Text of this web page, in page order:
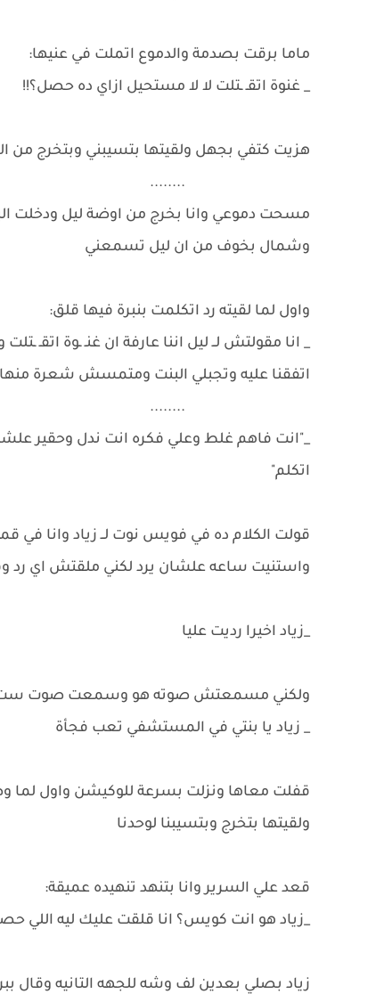
ماما برقت بصدمة والدموع اتملت في عنيها:
_ غنوة اتقـ ـتلت لا لا مستحيل ازاي ده حصل؟!!
هزيت كتفي بجهل ولقيتها بتسيبني وبتخرج من
........
مسحت دموعي وانا بخرج من اوضة ليل ودخلت
وشمال بخوف من ان ليل تسمعني
واول لما لقيته رد اتكلمت بنبرة فيها قلق:
_ انا مقولتش لــ ليل اننا عارفة ان غنـ ـوة اتقـ
اتفقنا عليه وتجبلي البنت ومتمسش شعرة
........
_"انت فاهم غلط وعلي فكره انت ندل وحقير
اتكلم"
قولت الكلام ده في فويس نوت لــ زياد وانا في
واستنيت ساعه علشان يرد لكني ملقتش اي رد
_زياد اخيرا رديت عليا
ولكني مسمعتش صوته هو وسمعت صوت ست
_ زياد يا بنتي في المستشفي تعب فجأة
قفلت معاها ونزلت بسرعة للوكيشن واول لما
ولقيتها بتخرج وبتسيبنا لوحدنا
قعد علي السرير وانا بتنهد تنهيده عميقة:
_زياد هو انت كويس؟ انا قلقت عليك ليه اللي
زياد بصلي بعدين لف وشه للجهه التانيه وقال